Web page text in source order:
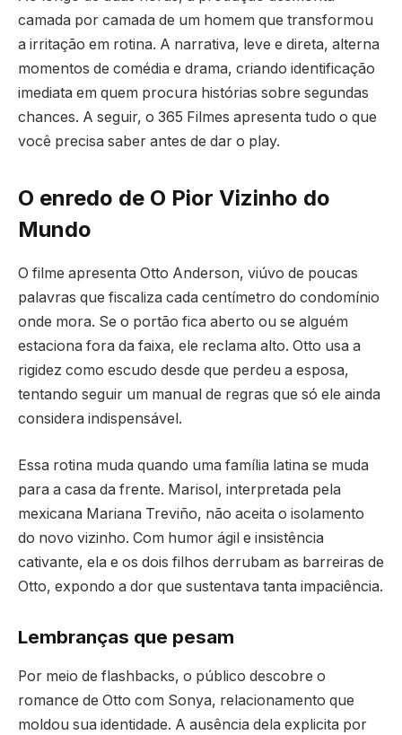
camada por camada de um homem que transformou
a irritação em rotina. A narrativa, leve e direta, alterna
momentos de comédia e drama, criando identificação
imediata em quem procura histórias sobre segundas
chances. A seguir, o 365 Filmes apresenta tudo o que
você precisa saber antes de dar o play.
O enredo de O Pior Vizinho do
Mundo
O filme apresenta Otto Anderson, viúvo de poucas
palavras que fiscaliza cada centímetro do condomínio
onde mora. Se o portão fica aberto ou se alguém
estaciona fora da faixa, ele reclama alto. Otto usa a
rigidez como escudo desde que perdeu a esposa,
tentando seguir um manual de regras que só ele ainda
considera indispensável.
Essa rotina muda quando uma família latina se muda
para a casa da frente. Marisol, interpretada pela
mexicana Mariana Treviño, não aceita o isolamento
do novo vizinho. Com humor ágil e insistência
cativante, ela e os dois filhos derrubam as barreiras de
Otto, expondo a dor que sustentava tanta impaciência.
Lembranças que pesam
Por meio de flashbacks, o público descobre o
romance de Otto com Sonya, relacionamento que
moldou sua identidade. A ausência dela explicita por